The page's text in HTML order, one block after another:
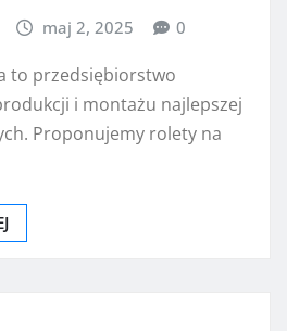
maj 2, 2025 0
to przedsiębiorstwo
i montażu najlepszej
Proponujemy rolety na